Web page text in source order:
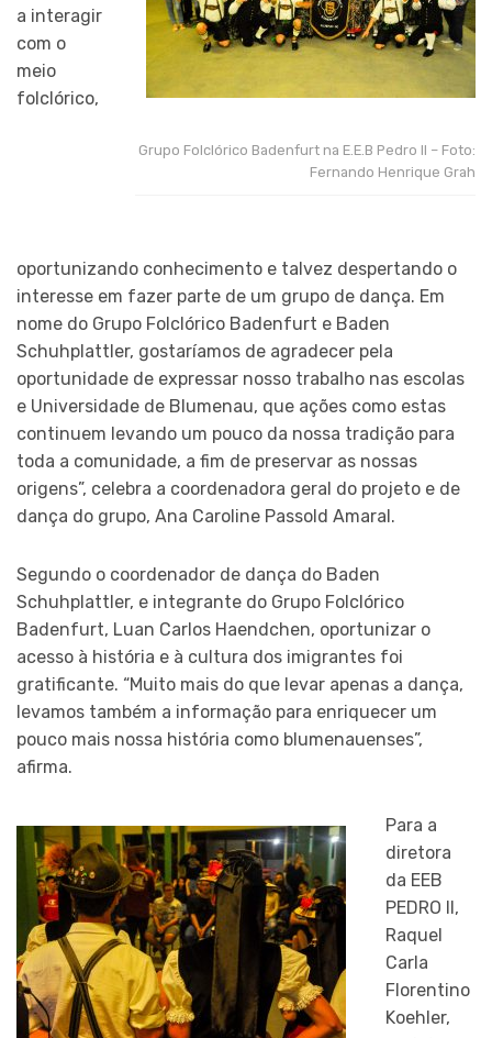
Grupo Folclórico Badenfurt na E.E.B Pedro II – Foto:
Fernando Henrique Grah
a interagir
com o
meio
folclórico,
oportunizando conhecimento e talvez despertando o
interesse em fazer parte de um grupo de dança. Em
nome do Grupo Folclórico Badenfurt e Baden
Schuhplattler, gostaríamos de agradecer pela
oportunidade de expressar nosso trabalho nas escolas
e Universidade de Blumenau, que ações como estas
continuem levando um pouco da nossa tradição para
toda a comunidade, a fim de preservar as nossas
origens”, celebra a coordenadora geral do projeto e de
dança do grupo, Ana Caroline Passold Amaral.
Segundo o coordenador de dança do Baden
Schuhplattler, e integrante do Grupo Folclórico
Badenfurt, Luan Carlos Haendchen, oportunizar o
acesso à história e à cultura dos imigrantes foi
gratificante. “Muito mais do que levar apenas a dança,
levamos também a informação para enriquecer um
pouco mais nossa história como blumenauenses”,
afirma.
Para a
diretora
da EEB
PEDRO II,
Raquel
Carla
Florentino
Koehler,